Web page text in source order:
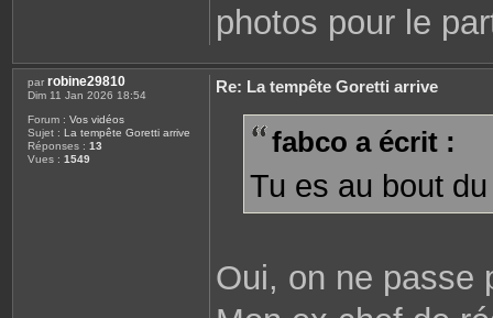
photos pour le
par robine29810
Dim 11 Jan 2026 18:54
Forum : Vos vidéos
Sujet : La tempête Goretti arrive
Réponses : 13
Vues : 1549
Re: La tempête Goretti arrive
fabco a écrit :
Tu es au bout
Oui, on ne passe